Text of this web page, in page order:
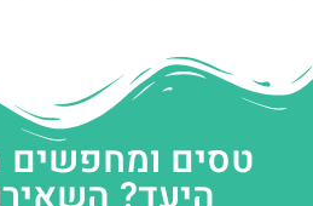
טסים ומחפשים